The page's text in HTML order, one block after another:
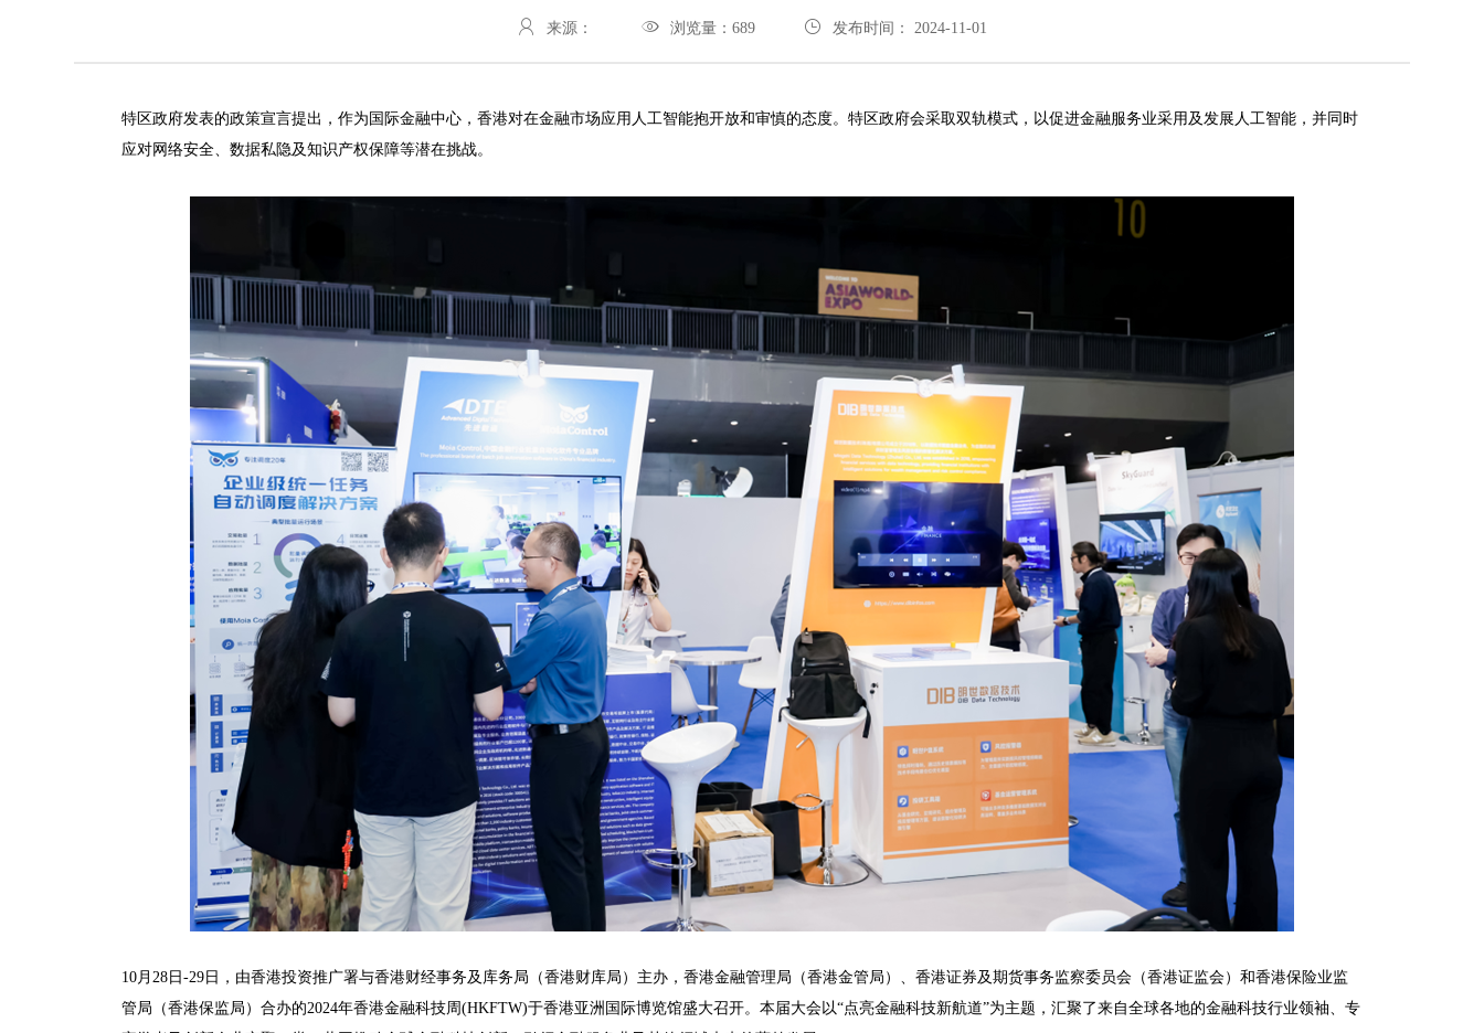
来源： 浏览量： 689 发布时间： 2024-11-01
特区政府发表的政策宣言提出，作为国际金融中心，香港对在金融市场应用人工智能抱开放和审慎的态度。特区政府会采取双轨模式，以促进金融服务业采用及发展人工智能，并同时
应对网络安全、数据私隐及知识产权保障等潜在挑战。
10月28日-29日，由香港投资推广署与香港财经事务及库务局（香港财库局）主办，香港金融管理局（香港金管局）、香港证券及期货事务监察委员会（香港证监会）和香港保险业监
管局（香港保监局）合办的2024年香港金融科技周(HKFTW)于香港亚洲国际博览馆盛大召开。本届大会以“点亮金融科技新航道”为主题，汇聚了来自全球各地的金融科技行业领袖、专